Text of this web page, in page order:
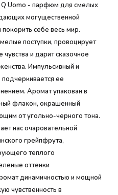
Uomo - парфюм для смелых
могущественной
себе весь мир.
поступки, провоцирует
и дарит сказочное
Импульсивный и
ее
Аромат упакован в
флакон, окрашенный
от угольно-черного тона.
нас очаровательной
грейпфрута,
теплого
оттенки
динамичностью и мощной
чувственность в